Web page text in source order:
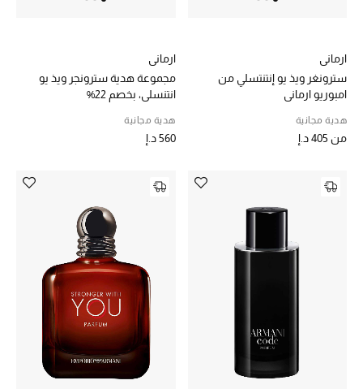
جديد لدينا
نسوقوا أحدث ما وصلنا
عرض جميع المنتجات
ارماني
سترونغر ويذ يو إنتنتسلي من
امبوريو ارماني
هدية مجانية
من 405 د.إ
ارماني
مجموعة هدية سترونجر ويذ يو
انتنسلي، بخصم 22%
هدية مجانية
560 د.إ